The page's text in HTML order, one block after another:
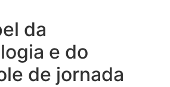
da
e do
de jornada